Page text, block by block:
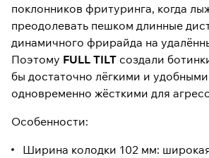
поклонников фритуринга, когда
преодолевать пешком длинные
динамичного фрирайда на
Поэтому FULL TILT создали
бы достаточно лёгкими и
одновременно жёсткими для
Особенности:
Ширина колодки 102 мм: